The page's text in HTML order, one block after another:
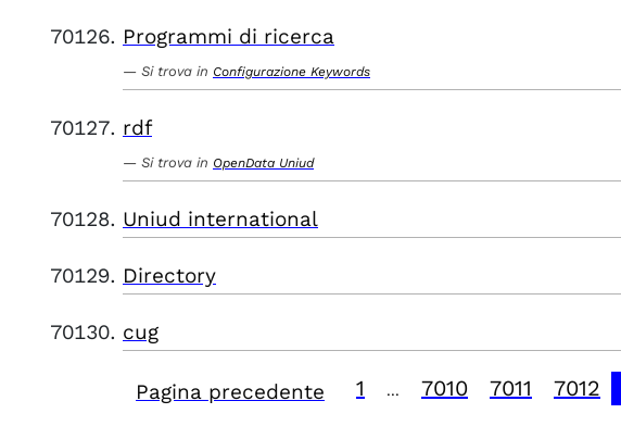
Programmi di ricerca
Si trova in Configurazione Keywords
rdf
Si trova in OpenData Uniud
Uniud international
Directory
cug
Pagina precedente 1 7010 7011 7012